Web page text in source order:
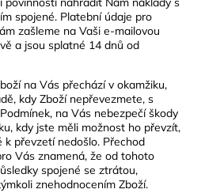
spojené. Platební údaje pro
zašleme na Vaši e-mailovou
a jsou splatné 14 dnů od
na Vás přechází v okamžiku,
kdy Zboží nepřevezmete, s
na Vás nebezpečí škody
kdy jste měli možnost ho převzít,
převzetí nedošlo. Přechod
Vás znamená, že od tohoto
spojené se ztrátou,
znehodnocením Zboží.